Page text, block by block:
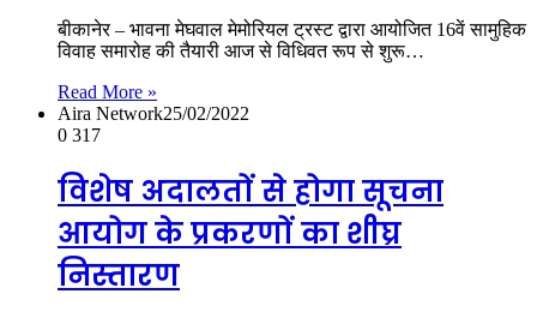
बीकानेर – भावना मेघवाल मेमोरियल ट्रस्ट द्वारा आयोजित 16वें सामुहिक
विवाह समारोह की तैयारी आज से विधिवत रूप से शुरू…
Read More »
Aira Network25/02/2022
0 317
विशेष अदालतों से होगा सूचना
आयोग के प्रकरणों का शीघ्र
निस्तारण